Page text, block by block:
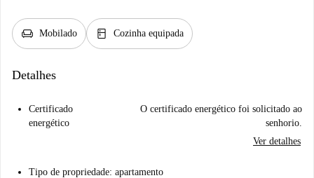
chair Mobilado kitchen Cozinha equipada
Detalhes
Certificado
energético
O certificado energético foi solicitado ao
senhorio.
Ver detalhes
Tipo de propriedade: apartamento